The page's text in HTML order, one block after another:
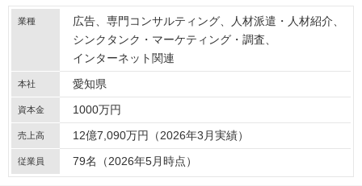
業種 広告 専門コンサルティング
人材派遣・人材紹介
シンクタンク・マーケティング・調査
インターネット関連
本社 愛知県
資本金 1000万円
売上高 12億7,090万円（2026年3月実績）
従業員 79名（2026年5月時点）